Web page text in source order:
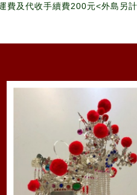
費及代收手續費200元<外島另